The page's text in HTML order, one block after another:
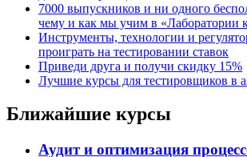
7000 выпускников и ни одного
чему и как мы учим в «Лаборатории
Инструменты, технологии и
проиграть на тестировании ставок
Приведи друга и получи скидку 15%
Лучшие курсы для тестировщиков в
Ближайшие курсы
Аудит и оптимизация